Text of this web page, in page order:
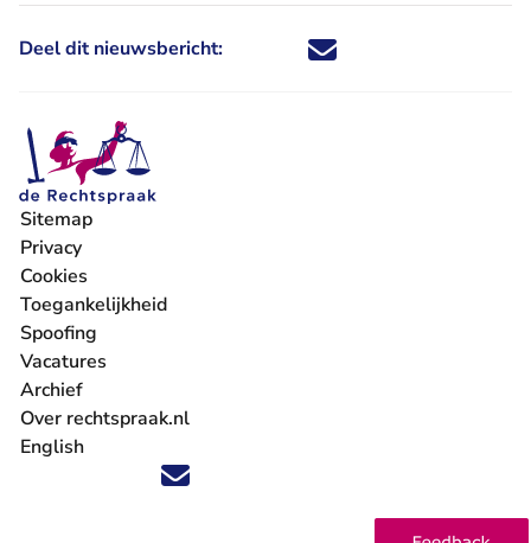
Deel dit nieuwsbericht: Deel dit nieuwsbericht via X -
Deel dit nieuwsbericht via
Deel dit nieuwsbericht
Deel dit
Volg ons op X (Twitter) - U verlaat Rechtspraak.nl
Volg ons op Facebook - U verlaat Rechtspraak.nl
Volg ons op Instagram - U verlaat Rechtspraak.nl
Volg ons op Youtube - U verlaat Rechtspraak.nl
Volg ons op LinkedIn - U verlaat
'Blijf op de hoogte' nieuwsbrief - U verlaat
Sitemap
Privacy
Cookies
Toegankelijkheid
Spoofing
Vacatures
- U verlaat Rechtspraak.nl
Archief
Over rechtspraak.nl
English